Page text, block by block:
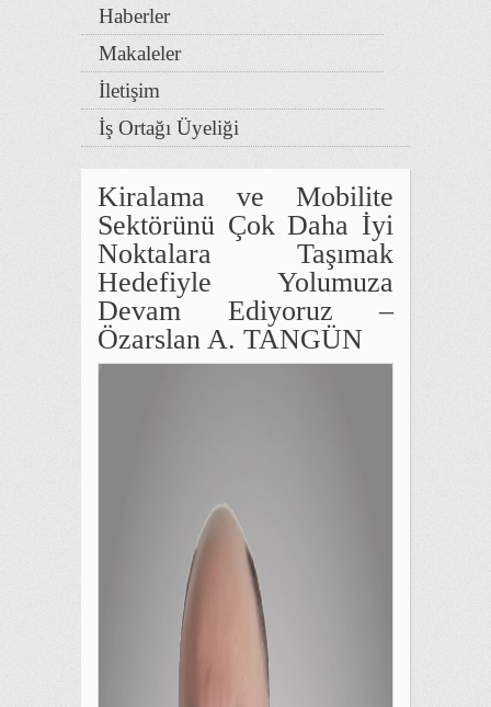
Haberler
Makaleler
İletişim
İş Ortağı Üyeliği
Kiralama ve Mobilite
Sektörünü Çok Daha İyi
Noktalara Taşımak
Hedefiyle Yolumuza
Devam Ediyoruz –
Özarslan A. TANGÜN